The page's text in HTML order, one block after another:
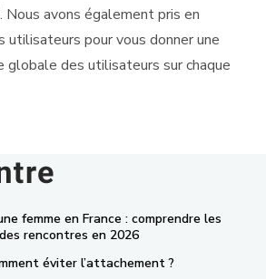
avons également pris en
utilisateurs pour vous donner une
globale des utilisateurs sur chaque
femme en France : comprendre les
rencontres en 2026
éviter l’attachement ?